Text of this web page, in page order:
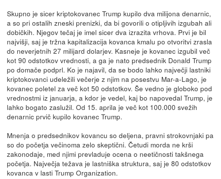
Skupno je sicer kriptokovanec Trump kupilo dva milijona denarnic,
a so pri ostalih zneski prenizki, da bi govorili o otipljivih izgubah ali
dobičkih. Njegov tečaj je imel sicer dva izrazita vrhova. Prvi je bil
najvišji, saj je tržna kapitalizacija kovanca kmalu po otvoritvi zrasla
do neverjetnih 27 milijard dolarjev. Kasneje je kovanec izgubil več
kot 90 odstotkov vrednosti, a ga je nato predsednik Donald Trump
po domače podprl. Ko je najavil, da se bodo lahko največji lastniki
kriptokovanci udeležili večerje z njim na posestvu Mar-a-Lago, je
kovanec poletel za več kot 50 odstotkov. Še vedno je globoko pod
vrednostmi iz januarja, a kdor je vedel, kaj bo napovedal Trump, je
lahko bogato zaslužil. Od 15. aprila je več kot 100.000 svežih
denarnic prvič kupilo kovanec Trump.
Mnenja o predsednikov kovancu so deljena, pravni strokovnjaki pa
so do početja večinoma zelo skeptični. Četudi morda ne krši
zakonodaje, med njimi prevladuje ocena o neetičnosti takšnega
početja. Največja težava je lastniška struktura, saj je 80 odstotkov
kovanca v lasti Trump Organization.